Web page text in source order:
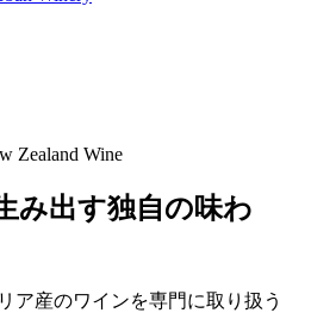
み出す独自の味わ
ア産のワインを専門に取り扱う